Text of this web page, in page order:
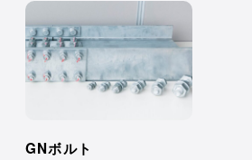
GNボルト